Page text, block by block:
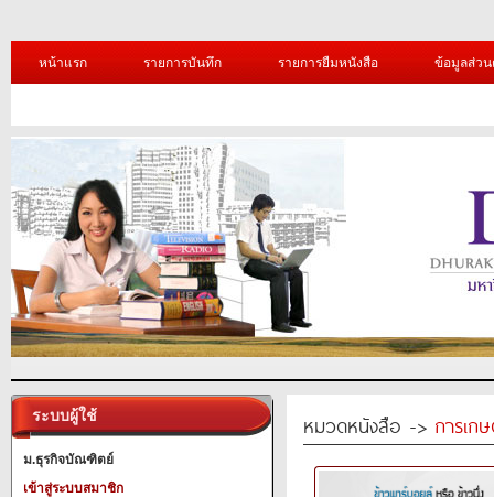
หน้าแรก รายการบันทึก รายการยืมหนังสือ ข้อมูลส่ว
ระบบผู้ใช้
ม.ธุรกิจบัณฑิตย์
เข้าสู่ระบบสมาชิก
หมวดหนังสือ -> การเก